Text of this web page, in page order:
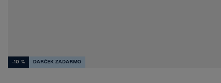
-10 % DARČEK ZADARMO